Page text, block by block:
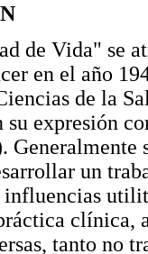
de Vida" se
en el año
de la
su expresión
un
clínica,
tanto no